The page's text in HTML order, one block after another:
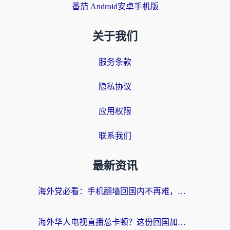
番茄 Android安卓手机版
关于我们
服务条款
隐私协议
应用权限
联系我们
最新资讯
海外党必看：手机翻墙回国内不再难，一篇搞定无缝访问国内资源指南
海外华人电视直播总卡顿？这份回国加速器选择指南帮你无缝看国内资源